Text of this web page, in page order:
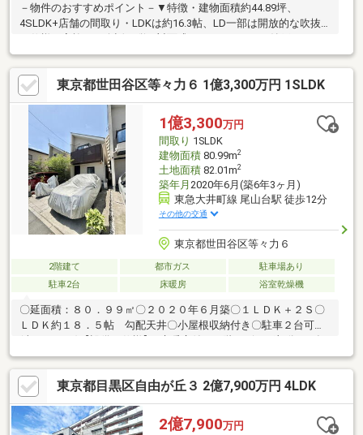
－物件のおすすめポイント－▼特徴・建物面積約44.89坪、
4SLDK+店舗の間取り・LDKは約16.3帖、LD一部は開放的な吹抜
トリー等の収納スペース有・南向きバルコニーにつき、陽当り良
好・各階にトイレ有、洗面室・キッチンは2箇所有・店舗部分を改
装し、2世帯住宅への変更も検討可能(別途要費用)▼設備・床暖房
(LD部分)・浴室乾燥機▼周辺環境・東深沢小学校 徒歩5分(約
360m)■ ご希望の住まい探しをお手伝いします ━━━━━・・・
物件の詳細・ご相談はお気軽にお問い合わせください。
東京都世田谷区等々力６ 1億3,300万円 1SLDK
1億3,300万円
間取り 1SLDK
建物面積80.99m2
土地面積82.01m2
築年月 2020年6月(築6年3ヶ月)
東急大井町線 尾山台駅 徒歩12分
その他の交通
東京都世田谷区等々力６
2階建て 都市ガス
駐車場あり
駐車2台
床暖房 浴室乾燥機
〇延面積：８０．９９㎡〇２０２０年６月築〇１ＬＤＫ＋２Ｓ〇
ＬＤＫ約１８．５帖 勾配天井〇小屋根収納付き〇駐車２台可能
(車種による)【設備・仕様】■床暖房付（２階リビング部分）■食
器洗浄付乾燥機■浴室乾燥機付■モニター付インターフォン
東京都目黒区自由が丘３ 2億7,900万円 4LDK
2億7,900万円